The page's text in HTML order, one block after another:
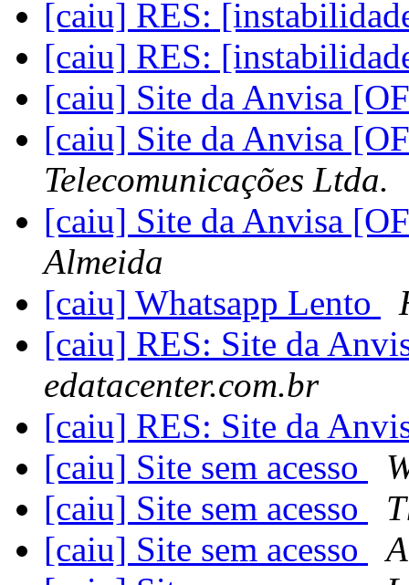
[caiu] RES:
[caiu] RES:
[caiu] Site da Anvisa
[caiu] Site da Anvisa
Telecomunicações Ltda.
[caiu] Site da Anvisa
Almeida
[caiu] Whatsapp Lento
[caiu] RES: Site da
edatacenter.com.br
[caiu] RES: Site da
[caiu] Site sem acesso
[caiu] Site sem acesso
[caiu] Site sem acesso